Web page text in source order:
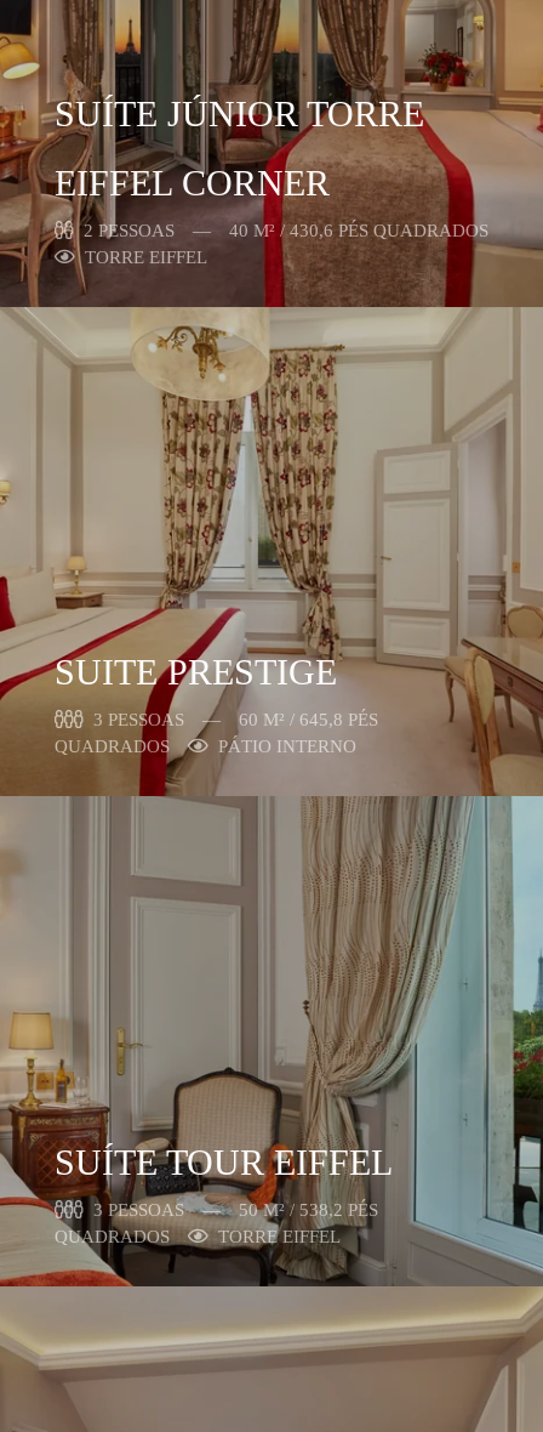
SUÍTE JÚNIOR TORRE
EIFFEL CORNER
2 PESSOAS
40 M² / 430,6 PÉS QUADRADOS
TORRE EIFFEL
SUITE PRESTIGE
3 PESSOAS
60 M² / 645,8 PÉS
QUADRADOS
PÁTIO INTERNO
SUÍTE TOUR EIFFEL
3 PESSOAS
50 M² / 538,2 PÉS
QUADRADOS
TORRE EIFFEL